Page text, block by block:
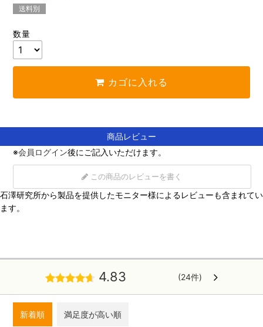
送料別
数量
カゴに入れる
商品レビュー
※会員ログイン後にご記入いただけます。
この商品のレビューを書く
石澤研究所から製品を提供したモニター様によるレビューも含まれてい
ます。
4.83 (24件)
新着順 満足度が高い順